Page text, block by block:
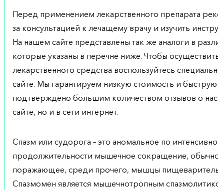
Перед применением лекарственного препарата
за консультацией к лечащему врачу и изучить
На нашем сайте представлены так же аналоги в
которые указаны в перечне ниже. Чтобы
лекарственного средства воспользуйтесь
сайте. Мы гарантируем низкую стоимость и быструю
подтверждено большим количеством отзывов о
сайте, но и в сети интернет.
Спазм или судорога – это аномальное по
продолжительности мышечное сокращение,
поражающее, среди прочего, мышцы
Спазмомен является мышечнотропным